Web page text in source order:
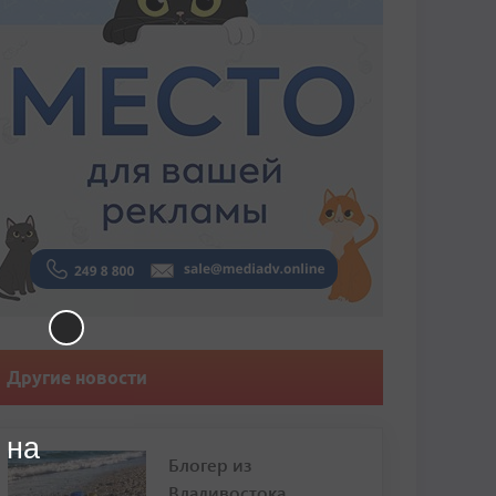
Другие новости
Блогер из